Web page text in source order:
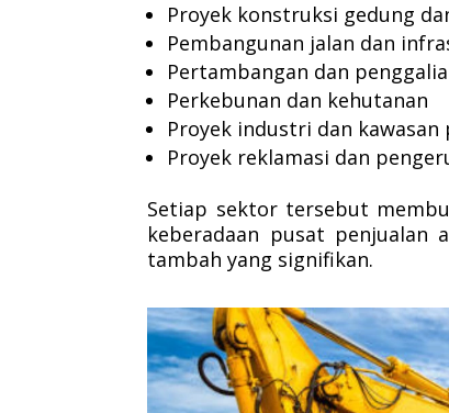
Proyek konstruksi gedung
Pembangunan jalan dan
Pertambangan dan
Perkebunan dan kehutanan
Proyek industri dan kawasan
Proyek reklamasi dan
Setiap sektor tersebut
keberadaan pusat penjualan
tambah yang signifikan.